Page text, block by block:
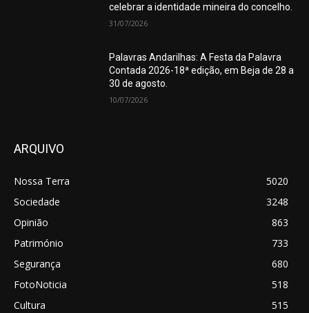
celebrar a identidade mineira do concelho.
31/07/2026
Palavras Andarilhas: A Festa da Palavra
Contada 2026-18ª edição, em Beja de 28 a
30 de agosto.
10/07/2026
ARQUIVO
Nossa Terra
5020
Sociedade
3248
Opinião
863
Património
733
Segurança
680
FotoNoticia
518
Cultura
515